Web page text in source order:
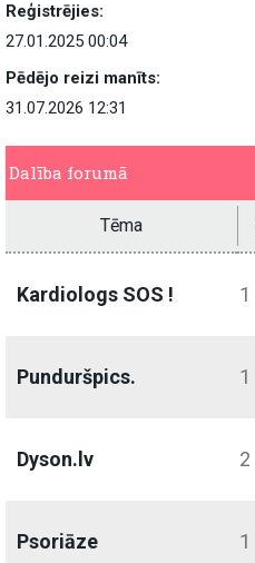
Reģistrējies:
27.01.2025 00:04
Pēdējo reizi manīts:
31.07.2026 12:31
Dalība forumā
Tēma
Kardiologs SOS ! 1
Punduršpics. 1
Dyson.lv 2
Psoriāze 1